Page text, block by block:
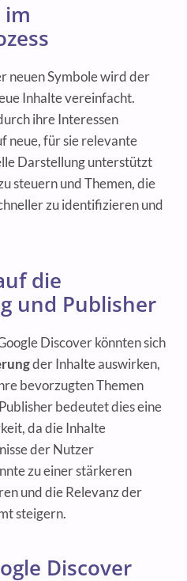
im
neuen Symbole wird der
Inhalte vereinfacht.
ihre Interessen
neue, für sie relevante
Darstellung unterstützt
steuern und Themen, die
zu identifizieren und
die
und Publisher
Discover könnten sich
der Inhalte auswirken,
bevorzugten Themen
bedeutet dies eine
da die Inhalte
der Nutzer
zu einer stärkeren
und die Relevanz der
steigern.
Discover